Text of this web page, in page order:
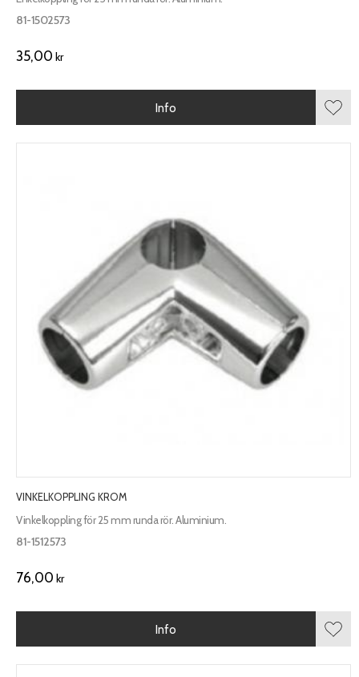
81-1502573
35,00 kr
Info
VINKELKOPPLING KROM
Vinkelkoppling för 25 mm runda rör. Aluminium.
81-1512573
76,00 kr
Info